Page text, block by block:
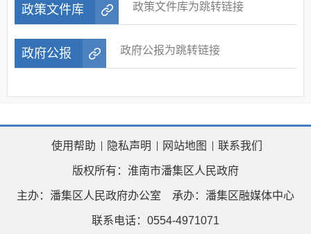
政策文件库 政策文件库为跳转链接
政府公报 政府公报为跳转链接
使用帮助 隐私声明 网站地图 联系我们
版权所有：淮南市潘集区人民政府
主办：潘集区人民政府办公室 承办：潘集区融媒体中心
联系电话：0554-4971071